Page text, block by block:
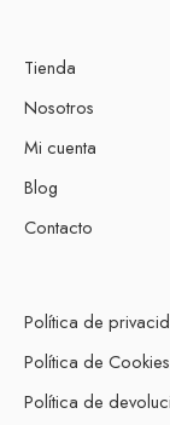
Tienda
Nosotros
Mi cuenta
Blog
Contacto
Política de
Política de Cookies
Política de